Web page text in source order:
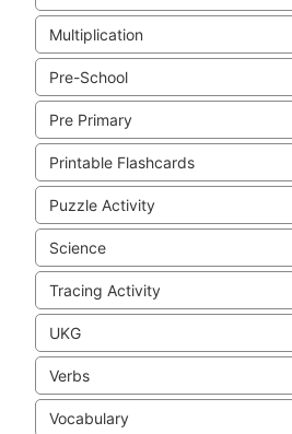
Multiplication
Pre-School
Pre Primary
Printable Flashcards
Puzzle Activity
Science
Tracing Activity
UKG
Verbs
Vocabulary